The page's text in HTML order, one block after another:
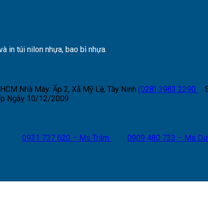
in túi nilon nhựa, bao bì nhựa.
Nhà Máy: Ấp 2, Xã Mỹ Lệ, Tây Ninh (028) 3983 2290
Ngày 10/12/2009
0931 737 620 – Ms Trâm 0909 480 733 – Ms